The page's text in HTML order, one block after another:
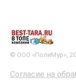
© ООО «ПолиМур»,
Согласие на